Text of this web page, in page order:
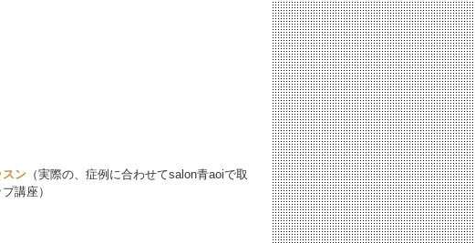
スン （実際の、症例に合わせてsalon青aoiで取
講座）